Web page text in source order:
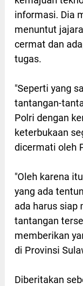
informasi. Dia
menuntut
cermat dan
tugas.
"Seperti yang
tantangan-
Polri dengan
keterbukaan
dicermati oleh
"Oleh karena
yang ada
ada harus siap
tantangan
memberikan
di Provinsi
Diberitakan